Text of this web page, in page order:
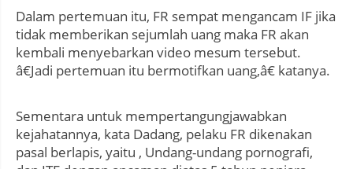
Dalam pertemuan itu, FR sempat mengancam IF jika
tidak memberikan sejumlah uang maka FR akan
kembali menyebarkan video mesum tersebut.
â€Jadi pertemuan itu bermotifkan uang,â€ katanya.
Sementara untuk mempertangungjawabkan
kejahatannya, kata Dadang, pelaku FR dikenakan
pasal berlapis, yaitu , Undang-undang pornografi,